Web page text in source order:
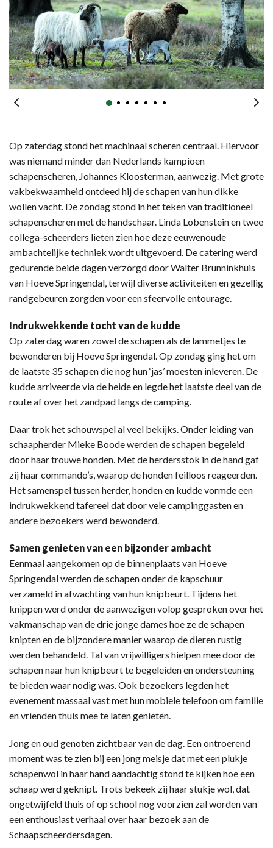
Op zaterdag stond het machinaal scheren centraal. Hiervoor
was niemand minder dan Nederlands kampioen
schapenscheren, Johannes Kloosterman, aanwezig. Met grote
vakbekwaamheid ontdeed hij de schapen van hun dikke
wollen vacht. De zondag stond in het teken van traditioneel
schapenscheren met de handschaar. Linda Lobenstein en twee
collega-scheerders lieten zien hoe deze eeuwenoude
ambachtelijke techniek wordt uitgevoerd. De catering werd
gedurende beide dagen verzorgd door Walter Brunninkhuis
van Hoeve Springendal, terwijl diverse activiteiten en gezellig
randgebeuren zorgden voor een sfeervolle entourage.
Indrukwekkende tocht van de kudde
Op zaterdag waren zowel de schapen als de lammetjes te
bewonderen bij Hoeve Springendal. Op zondag ging het om
de laatste 35 schapen die nog hun ‘jas’ moesten inleveren. De
kudde arriveerde via de heide en legde het laatste deel van de
route af over het zandpad langs de camping.
Daar trok het schouwspel al veel bekijks. Onder leiding van
schaapherder Mieke Boode werden de schapen begeleid
door haar trouwe honden. Met de herdersstok in de hand gaf
zij haar commando’s, waarop de honden feilloos reageerden.
Het samenspel tussen herder, honden en kudde vormde een
indrukwekkend tafereel dat door vele campinggasten en
andere bezoekers werd bewonderd.
Samen genieten van een bijzonder ambacht
Eenmaal aangekomen op de binnenplaats van Hoeve
Springendal werden de schapen onder de kapschuur
verzameld in afwachting van hun knipbeurt. Tijdens het
knippen werd onder de aanwezigen volop gesproken over het
vakmanschap van de drie jonge dames hoe ze de schapen
knipten en de bijzondere manier waarop de dieren rustig
werden behandeld. Tal van vrijwilligers hielpen mee door de
schapen naar hun knipbeurt te begeleiden en ondersteuning
te bieden waar nodig was. Ook bezoekers legden het
evenement massaal vast met hun mobiele telefoon om familie
en vrienden thuis mee te laten genieten.
Jong en oud genoten zichtbaar van de dag. Een ontroerend
moment was te zien bij een jong meisje dat met een plukje
schapenwol in haar hand aandachtig stond te kijken hoe een
schaap werd geknipt. Trots bekeek zij haar stukje wol, dat
ongetwijfeld thuis of op school nog voorzien zal worden van
een enthousiast verhaal over haar bezoek aan de
Schaapscheerdersdagen.